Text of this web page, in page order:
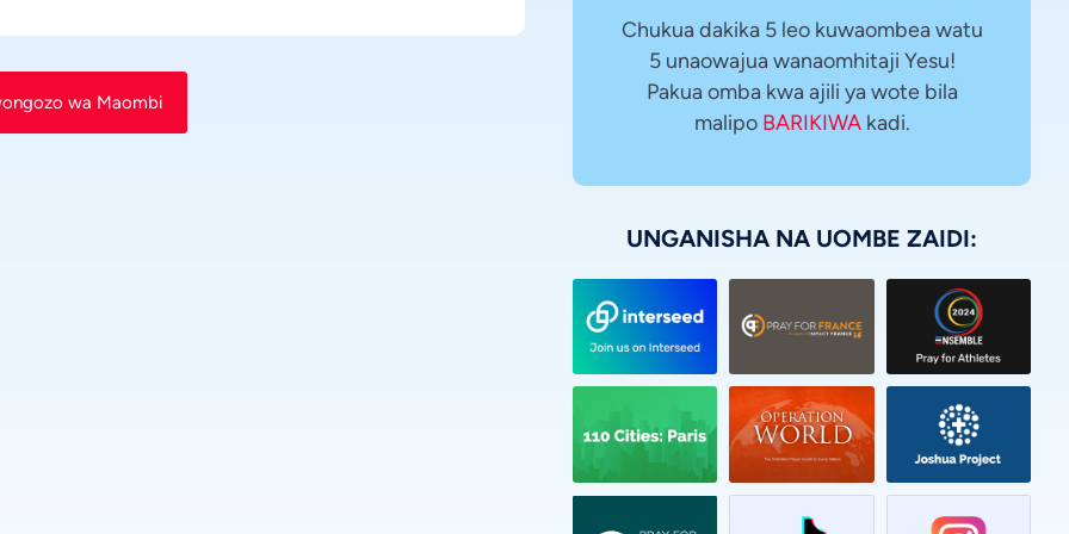
wa Maombi
Chukua dakika 5 leo kuwaombea watu
5 unaowajua wanaomhitaji Yesu!
Pakua omba kwa ajili ya wote bila
malipo BARIKIWAkadi.
UNGANISHA NA UOMBE ZAIDI:
Telugu
Urdu
Vietnamese